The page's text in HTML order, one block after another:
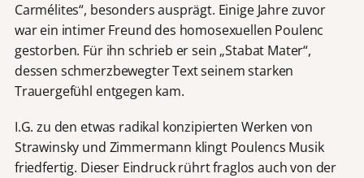
Carmélites“, besonders ausprägt. Einige Jahre zuvor
war ein intimer Freund des homosexuellen Poulenc
gestorben. Für ihn schrieb er sein „Stabat Mater“,
dessen schmerzbewegter Text seinem starken
Trauergefühl entgegen kam.
I.G. zu den etwas radikal konzipierten Werken von
Strawinsky und Zimmermann klingt Poulencs Musik
friedfertig. Dieser Eindruck rührt fraglos auch von der